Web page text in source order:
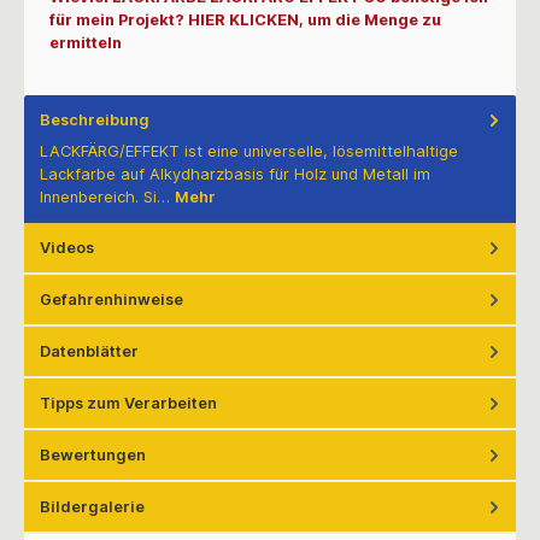
für mein Projekt? HIER KLICKEN, um die Menge zu
ermitteln
Beschreibung
LACKFÄRG/EFFEKT ist eine universelle, lösemittelhaltige
Lackfarbe auf Alkydharzbasis für Holz und Metall im
Innenbereich. Si… Mehr
Videos
Gefahrenhinweise
Datenblätter
Tipps zum Verarbeiten
Bewertungen
Bildergalerie